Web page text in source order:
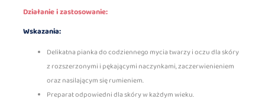
Działanie i zastosowanie:
Wskazania:
Delikatna pianka do codziennego mycia twarzy i oczu dla skóry
z rozszerzonymi i pękającymi naczynkami, zaczerwienieniem
oraz nasilającym się rumieniem.
Preparat odpowiedni dla skóry w każdym wieku.